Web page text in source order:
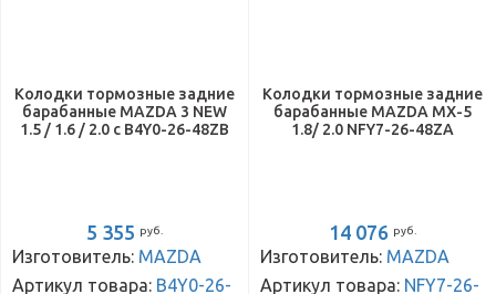
Колодки тормозные задние
барабанные MAZDA 3 NEW
1.5 / 1.6 / 2.0 с B4Y0-26-48ZB
5 355 руб.
Изготовитель: MAZDA
Артикул товара: B4Y0-26-
Колодки тормозные задние
барабанные MAZDA MX-5
1.8/ 2.0 NFY7-26-48ZA
14 076 руб.
Изготовитель: MAZDA
Артикул товара: NFY7-26-